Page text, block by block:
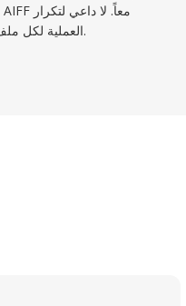
العملية لكل ملف.